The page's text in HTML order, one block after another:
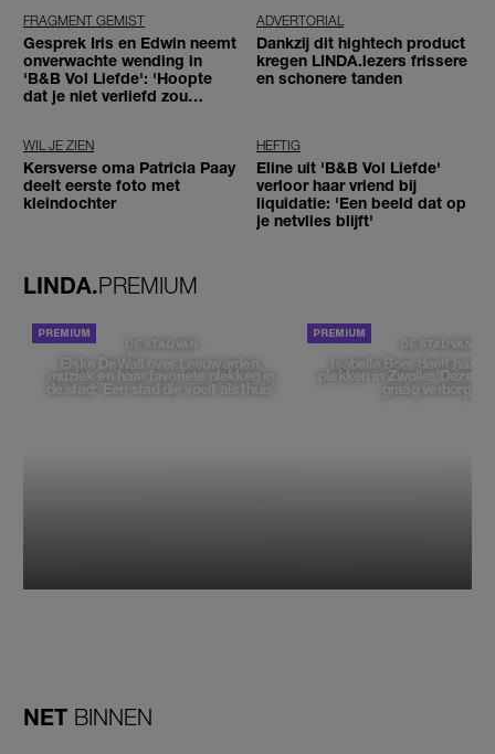
FRAGMENT GEMIST
Gesprek Iris en Edwin neemt
onverwachte wending in
'B&B Vol Liefde': 'Hoopte
dat je niet verliefd zou
ADVERTORIAL
Dankzij dit hightech product
kregen LINDA.lezers frissere
en schonere tanden
WIL JE ZIEN
Kersverse oma Patricia Paay
deelt eerste foto met
kleindochter
HEFTIG
Eline uit 'B&B Vol Liefde'
verloor haar vriend bij
liquidatie: 'Een beeld dat op
je netvlies blijft'
LINDA.PREMIUM
DE STAD VAN
Elske DeWall over Leeuwarden,
muziek en haar favoriete plekken in
de stad: 'Een stad die voelt als thuis'
DE STAD VAN
Isabelle Boer deelt haar
plekken in Zwolle: 'Deze
graag verborgen'
NET BINNEN